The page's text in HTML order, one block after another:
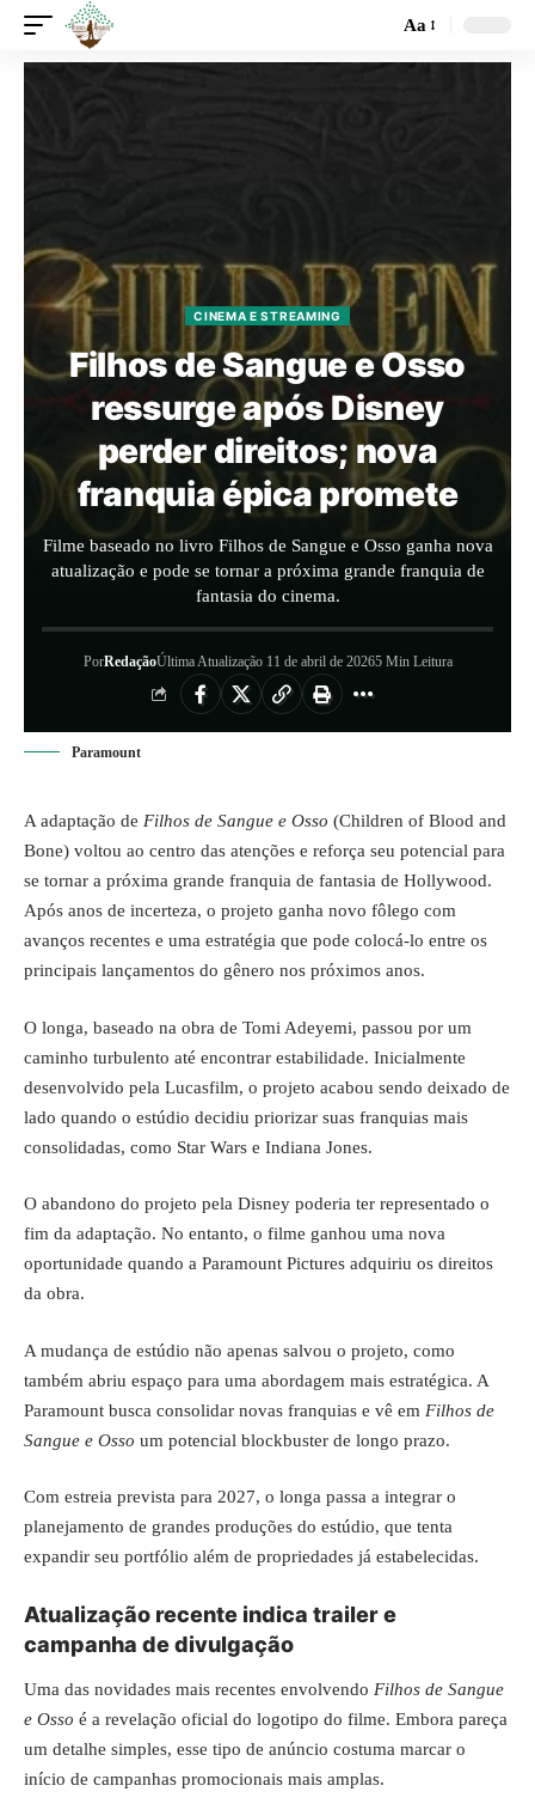
Aa
CINEMA E STREAMING
Filhos de Sangue e Osso
ressurge após Disney
perder direitos; nova
franquia épica promete
Filme baseado no livro Filhos de Sangue e Osso ganha nova
atualização e pode se tornar a próxima grande franquia de
fantasia do cinema.
PorRedaçãoÚltima Atualização 11 de abril de 20265 Min Leitura
Paramount
A adaptação de Filhos de Sangue e Osso (Children of Blood and
Bone) voltou ao centro das atenções e reforça seu potencial para
se tornar a próxima grande franquia de fantasia de Hollywood.
Após anos de incerteza, o projeto ganha novo fôlego com
avanços recentes e uma estratégia que pode colocá-lo entre os
principais lançamentos do gênero nos próximos anos.
O longa, baseado na obra de Tomi Adeyemi, passou por um
caminho turbulento até encontrar estabilidade. Inicialmente
desenvolvido pela Lucasfilm, o projeto acabou sendo deixado de
lado quando o estúdio decidiu priorizar suas franquias mais
consolidadas, como Star Wars e Indiana Jones.
O abandono do projeto pela Disney poderia ter representado o
fim da adaptação. No entanto, o filme ganhou uma nova
oportunidade quando a Paramount Pictures adquiriu os direitos
da obra.
A mudança de estúdio não apenas salvou o projeto, como
também abriu espaço para uma abordagem mais estratégica. A
Paramount busca consolidar novas franquias e vê em Filhos de
Sangue e Osso um potencial blockbuster de longo prazo.
Com estreia prevista para 2027, o longa passa a integrar o
planejamento de grandes produções do estúdio, que tenta
expandir seu portfólio além de propriedades já estabelecidas.
Atualização recente indica trailer e
campanha de divulgação
Uma das novidades mais recentes envolvendo Filhos de Sangue
e Osso é a revelação oficial do logotipo do filme. Embora pareça
um detalhe simples, esse tipo de anúncio costuma marcar o
início de campanhas promocionais mais amplas.